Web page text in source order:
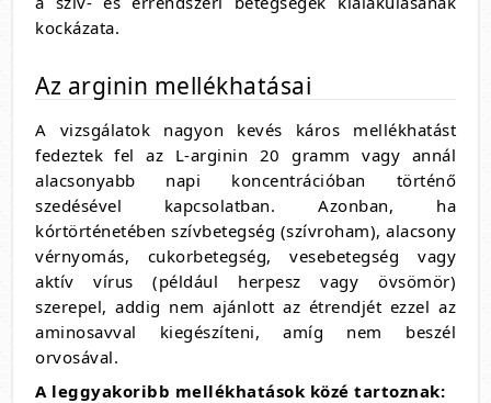
kockázata.
Az arginin mellékhatásai
A vizsgálatok nagyon kevés káros mellékhatást
fedeztek fel az L-arginin 20 gramm vagy annál
alacsonyabb napi koncentrációban történő
szedésével kapcsolatban. Azonban, ha
kórtörténetében szívbetegség (szívroham), alacsony
vérnyomás, cukorbetegség, vesebetegség vagy
aktív vírus (például herpesz vagy övsömör)
szerepel, addig nem ajánlott az étrendjét ezzel az
aminosavval kiegészíteni, amíg nem beszél
orvosával.
A leggyakoribb mellékhatások közé tartoznak: